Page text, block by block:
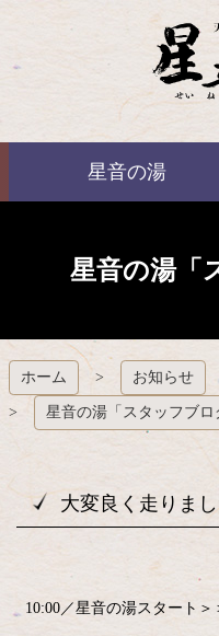
ば
星音の湯
星音の湯「
ホーム お知らせ
星音の湯「スタッフブロ
大変良く走りまし
10:00／星音の湯スタート